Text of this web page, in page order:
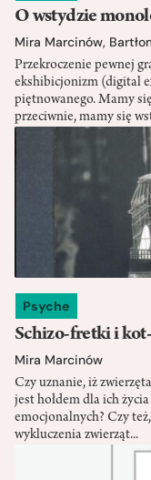
O wstydzie
Mira Marcinów,
Przekroczenie pewnej
ekshibicjonizm (digital
piętnowanego. Mamy
przeciwnie, mamy się
Psyche
Schizo-fretki i
Mira Marcinów
Czy uznanie, iż
jest hołdem dla ich
emocjonalnych? Czy
wykluczenia zwierząt...